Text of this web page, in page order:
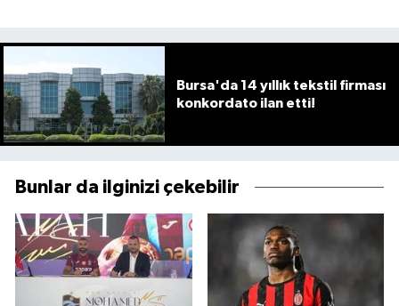
Bursa'da 14 yıllık tekstil firması
konkordato ilan etti!
Bunlar da ilginizi çekebilir